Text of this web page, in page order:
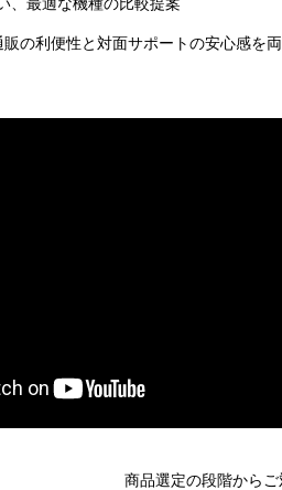
の利便性と対面サポートの安心感を
商品選定の段階から